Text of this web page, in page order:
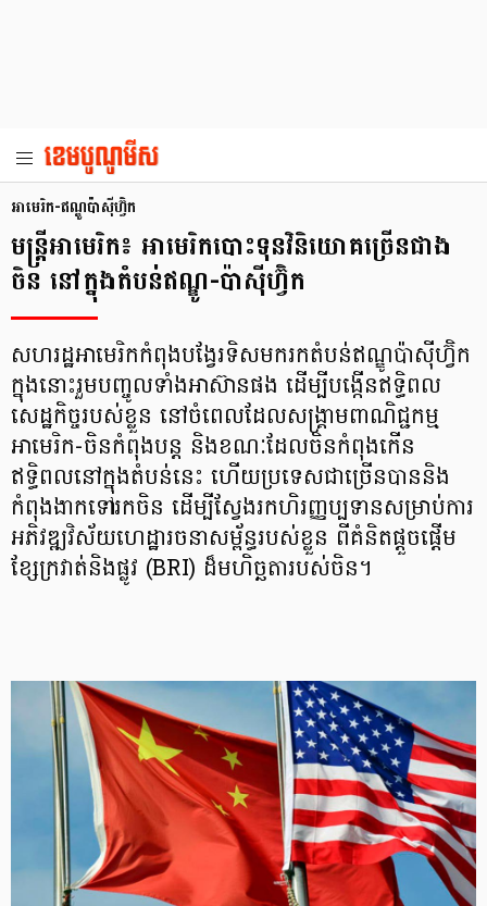
អាមេរិក-ឥណ្ឌូប៉ាស៊ីហ្វ៊ិក
មន្ត្រីអាមេរិក៖ អាមេរិក​​​បោះទុន​វិនិយោគច្រើនជាង​
ចិន ​នៅ​ក្នុង​​តំបន់​ឥណ្ឌូ-ប៉ាស៊ីហ្វ៊ិក
សហរដ្ឋអាមេរិក​កំពុង​បង្វែរទិស​មក​រក​តំបន់​ឥណ្ឌូប៉ាស៊ីហ្វ៊ិក
ក្នុងនោះរួម​បញ្ចូលទាំងអាស៊ានផង ដើម្បី​បង្កើន​ឥទ្ធិពល​
សេដ្ឋកិច្ច​របស់ខ្លួន នៅចំពេល​ដែល​សង្គ្រាមពាណិជ្ជ​កម្ម​
អាមេរិក-ចិន​កំពុង​បន្ត និង​ខណៈ​ដែល​ចិន​កំពុង​កើន​
ឥទ្ធិពល​នៅ​ក្នុង​តំបន់​នេះ ហើយ​​ប្រទេស​ជាច្រើន​បាន​និង
កំពុង​ងាកទៅរកចិន ដើម្បី​ស្វែងរក​ហិរញ្ញប្បទាន​សម្រាប់​ការ​
អភិវឌ្ឍ​វិស័យ​ហេដ្ឋារចនាសម្ព័ន្ធ​របស់​ខ្លួន ពីគំនិតផ្ដួចផ្ដើម​
ខ្សែ​ក្រវាត់​និង​ផ្លូវ (BRI) ដ៏​មហិច្ឆតា​របស់ចិន។